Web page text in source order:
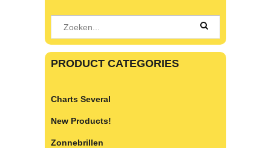
PRODUCT CATEGORIES
Charts Several
New Products!
Zonnebrillen